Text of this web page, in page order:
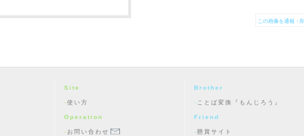
この画像を通報・
Site
使い方
Operation
お問い合わせ
Brother
ことば変換『もんじろう』
Friend
懸賞サイト